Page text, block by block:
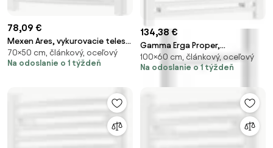
78,09 €
Mexen Ares, vykurovacie teleso
700 x 500 mm, 286 W, bočné
pravé a spodné pripojenie,
70×50 cm, článkový, oceľový
Na odoslanie o 1 týždeň
134,38 €
Gamma Erga Proper,
vykurovacie teleso 1000x600
mm, 656W, biela, ERG-LAV-
100×60 cm, článkový, oceľový
Na odoslanie o 1 týždeň